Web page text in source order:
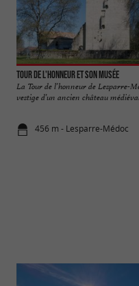
Tour de l'Honneur et son musée
La Tour de l’honneur de Lesparre-
vestige d’un ancien château
456 m - Lesparre-Médoc